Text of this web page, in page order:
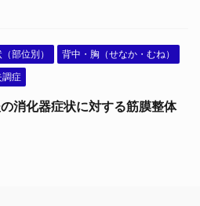
部位別）
背中・胸（せなか・むね）
調症
消化器症状に対する筋膜整体